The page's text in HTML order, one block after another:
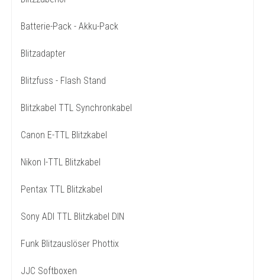
Batterie-Pack - Akku-Pack
Blitzadapter
Blitzfuss - Flash Stand
Blitzkabel TTL Synchronkabel
Canon E-TTL Blitzkabel
Nikon I-TTL Blitzkabel
Pentax TTL Blitzkabel
Sony ADI TTL Blitzkabel DIN
Funk Blitzauslöser Phottix
JJC Softboxen